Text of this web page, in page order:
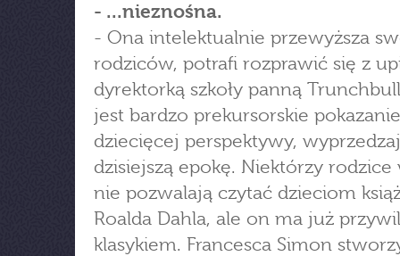
- ...nieznośna.
- Ona intelektualnie przewyższa
rodziców, potrafi rozprawić się z
dyrektorką szkoły panną
jest bardzo prekursorskie
dziecięcej perspektywy,
dzisiejszą epokę. Niektórzy rodzice
nie pozwalają czytać dzieciom
Roalda Dahla, ale on ma już
klasykiem. Francesca Simon